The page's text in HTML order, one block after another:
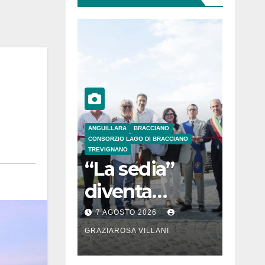
ANGUILLARA
BRACCIANO
CONSORZIO LAGO DI BRACCIANO
TREVIGNANO
“La sedia”
diventa
Belvedere sul
lago di
Bracciano: ieri
7 AGOSTO 2026
GRAZIAROSA VILLANI